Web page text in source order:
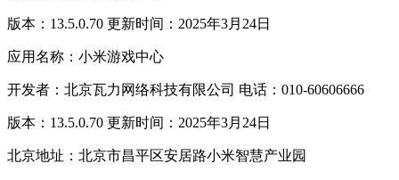
版本：13.5.0.70 更新时间：2025年3月24日
应用名称：小米游戏中心
开发者：北京瓦力网络科技有限公司 电话：010-60606666
版本：13.5.0.70 更新时间：2025年3月24日
北京地址：北京市昌平区安居路小米智慧产业园